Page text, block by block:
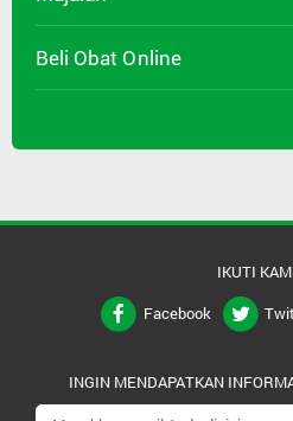
Beli Obat Online
IKUTI
Facebook
INGIN MENDAPATKAN